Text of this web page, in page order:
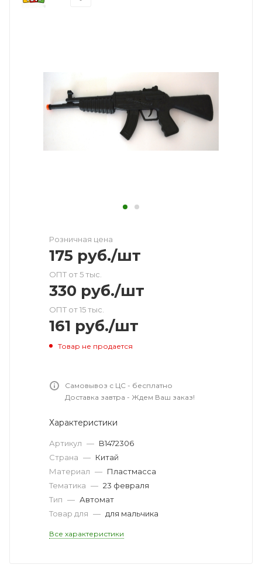
Розничная цена
175 руб./шт
ОПТ от 5 тыс.
330 руб./шт
ОПТ от 15 тыс.
161 руб./шт
Товар не продается
Самовывоз с ЦС - бесплатно
Доставка завтра - Ждем Ваш заказ!
Характеристики
Артикул — B1472306
Страна — Китай
Материал — Пластмасса
Тематика — 23 февраля
Тип — Автомат
Товар для — для мальчика
Все характеристики